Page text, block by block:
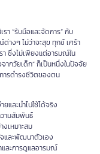
า “รับมือและจัดการ” กับ
างๆ ไม่ว่าจะสุข ทุกข์ เศร้า
ซึ่งไม่เพียงแต่อารมณ์ใน
กวัยเด็ก” ก็เป็นหนึ่งในปัจจัย
ารดำรงชีวิตของตน
และนำไปใช้ได้จริง
ามสัมพันธ์
งเหมาะสม
และพัฒนาตัวเอง
ละการดูแลอารมณ์